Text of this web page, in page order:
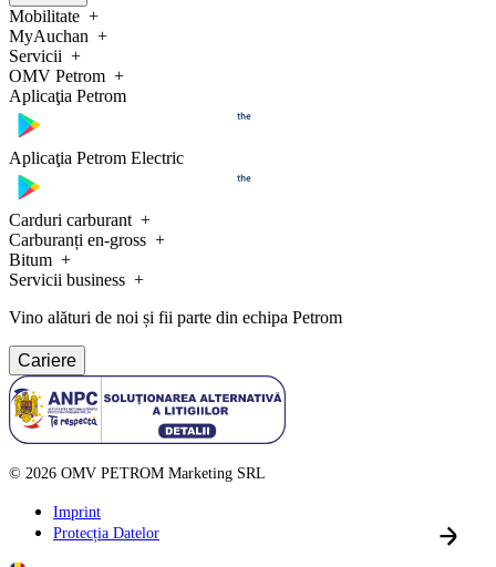
Mobilitate
MyAuchan
Servicii
OMV Petrom
Aplicaţia Petrom
Aplicaţia Petrom Electric
Carduri carburant
Carburanți en-gross
Bitum
Servicii business
Vino alături de noi și fii parte din echipa Petrom
Cariere
© 2026 OMV PETROM Marketing SRL
Imprint
Protecția Datelor